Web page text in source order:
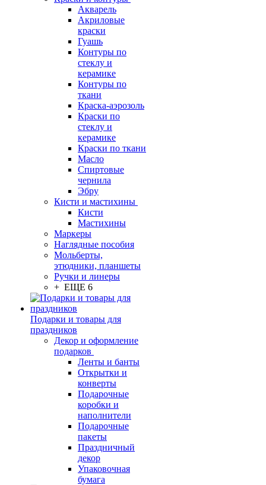
Акварель
Акриловые
краски
Гуашь
Контуры по
стеклу и
керамике
Контуры по
ткани
Краска-аэрозоль
Краски по
стеклу и
керамике
Краски по ткани
Масло
Спиртовые
чернила
Эбру
Кисти и мастихины
Кисти
Мастихины
Маркеры
Наглядные пособия
Мольберты,
этюдники, планшеты
Ручки и линеры
+ ЕЩЕ 6
Подарки и товары для
праздников
Декор и оформление
подарков
Ленты и банты
Открытки и
конверты
Подарочные
коробки и
наполнители
Подарочные
пакеты
Праздничный
декор
Упаковочная
бумага